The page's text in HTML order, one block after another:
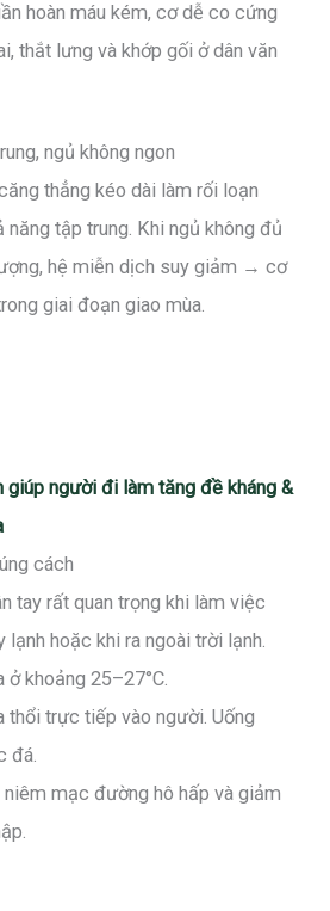
hoàn máu kém, cơ dễ co cứng
thắt lưng và khớp gối ở dân văn
ngủ không ngon
thẳng kéo dài làm rối loạn
tập trung. Khi ngủ không đủ
hệ miễn dịch suy giảm → cơ
giai đoạn giao mùa.
giúp người đi làm tăng đề kháng &
cách
tay rất quan trọng khi làm việc
hoặc khi ra ngoài trời lạnh.
khoảng 25–27°C.
thổi trực tiếp vào người. Uống
đá.
mạc đường hô hấp và giảm